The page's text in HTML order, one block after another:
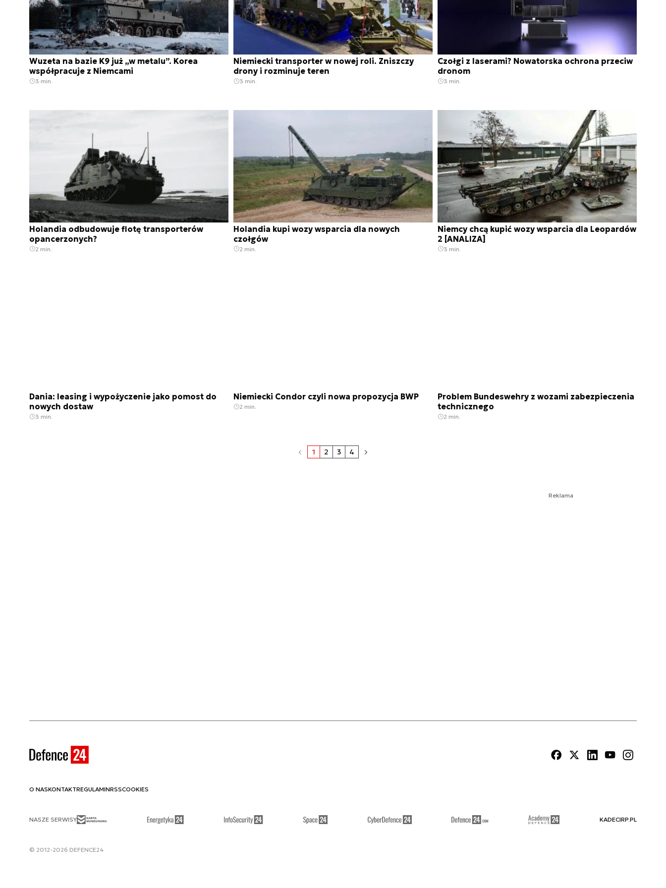
Wuzeta na bazie K9 już „w metalu”. Korea
współpracuje z Niemcami
3 min.
Niemiecki transporter w nowej roli. Zniszczy
drony i rozminuje teren
3 min.
Czołgi z laserami? Nowatorska ochrona przeciw
dronom
3 min.
Holandia odbudowuje flotę transporterów
opancerzonych?
2 min.
Holandia kupi wozy wsparcia dla nowych
czołgów
2 min.
Niemcy chcą kupić wozy wsparcia dla Leopardów
2 [ANALIZA]
3 min.
Dania: leasing i wypożyczenie jako pomost do
nowych dostaw
3 min.
Niemiecki Condor czyli nowa propozycja BWP
2 min.
Problem Bundeswehry z wozami zabezpieczenia
technicznego
2 min.
1 2 3 4
Reklama
O NASKONTAKTREGULAMINRSSCOOKIES
NASZE SERWISY KADECIRP.PL
© 2012-2026 DEFENCE24